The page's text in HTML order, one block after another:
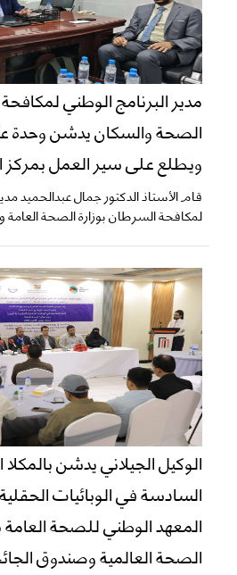
مدير البرنامج الوطني
الصحة والسكان يدشن وحدة
ويطلع على سير العمل بمركز
قام الأستاذ الدكتور جمال عبدالحميد
لمكافحة السرطان بوزارة الصحة
الوكيل الجيلاني يدشن بالمكلا
السادسة في الوبائيات
المعهد الوطني للصحة
الصحة العالمية وصندوق